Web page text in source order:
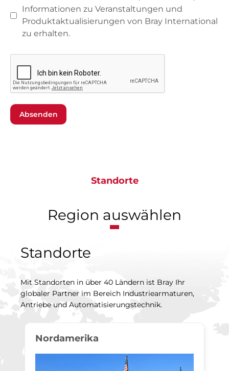
Informationen zu Veranstaltungen und
Produktaktualisierungen von Bray International
zu erhalten.
Absenden
Standorte
Region auswählen
Standorte
Mit Standorten in über 40 Ländern ist Bray Ihr
globaler Partner im Bereich Industriearmaturen,
Antriebe und Automatisierungstechnik.
Nordamerika